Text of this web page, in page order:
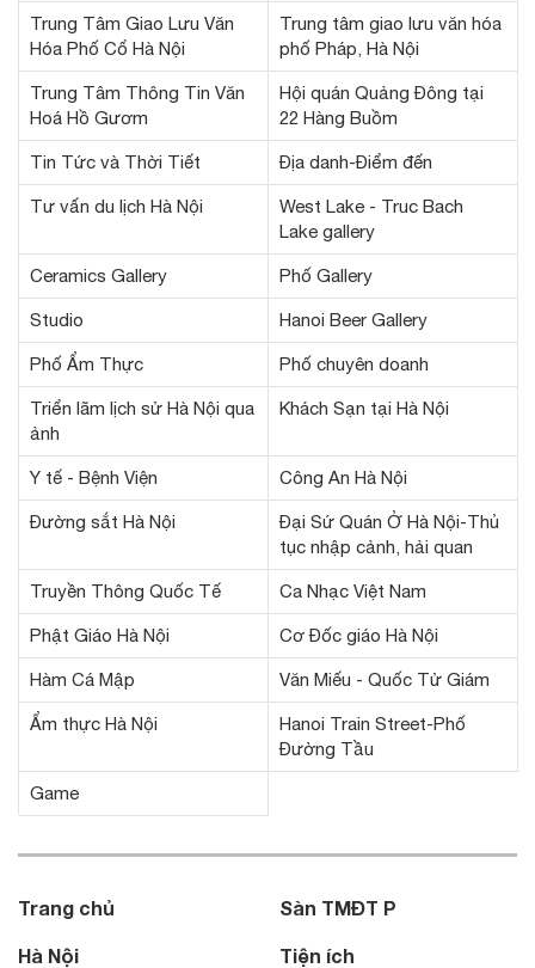
Trung Tâm Giao Lưu Văn
Hóa Phố Cổ Hà Nội
Trung tâm giao lưu văn hóa
phố Pháp, Hà Nội
Trung Tâm Thông Tin Văn
Hoá Hồ Gươm
Hội quán Quảng Đông tại
22 Hàng Buồm
Tin Tức và Thời Tiết Địa danh-Điểm đến
Tư vấn du lịch Hà Nội
West Lake - Truc Bach
Lake gallery
Ceramics Gallery Phố Gallery
Studio Hanoi Beer Gallery
Phố Ẩm Thực Phố chuyên doanh
Triển lãm lịch sử Hà Nội qua
ảnh
Khách Sạn tại Hà Nội
Y tế - Bệnh Viện Công An Hà Nội
Đường sắt Hà Nội
Đại Sứ Quán Ở Hà Nội-Thủ
tục nhập cảnh, hải quan
Truyền Thông Quốc Tế Ca Nhạc Việt Nam
Phật Giáo Hà Nội Cơ Đốc giáo Hà Nội
Hàm Cá Mập Văn Miếu - Quốc Tử Giám
Ẩm thực Hà Nội
Hanoi Train Street-Phố
Đường Tầu
Game
Trang chủ
Hà Nội
Sàn TMĐT P
Tiện ích